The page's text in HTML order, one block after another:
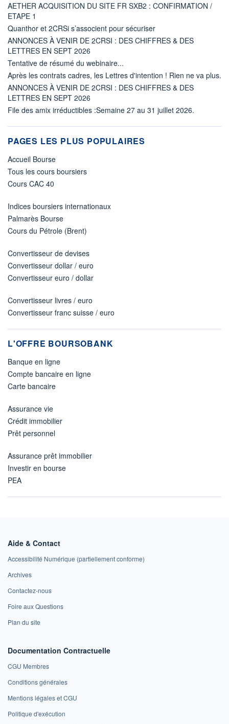
AETHER ACQUISITION DU SITE FR SXB2 : CONFIRMATION /
ETAPE 1
Quanthor et 2CRSi s’associent pour sécuriser
ANNONCES À VENIR DE 2CRSI : DES CHIFFRES & DES
LETTRES EN SEPT 2026
Tentative de résumé du webinaire...
Après les contrats cadres, les Lettres d'intention ! Rien ne va plus.
ANNONCES À VENIR DE 2CRSI : DES CHIFFRES & DES
LETTRES EN SEPT 2026
File des amix irréductibles :Semaine 27 au 31 juillet 2026.
PAGES LES PLUS POPULAIRES
Accueil Bourse
Tous les cours boursiers
Cours CAC 40
Indices boursiers internationaux
Palmarès Bourse
Cours du Pétrole (Brent)
Convertisseur de devises
Convertisseur dollar / euro
Convertisseur euro / dollar
Convertisseur livres / euro
Convertisseur franc suisse / euro
L'OFFRE BOURSOBANK
Banque en ligne
Compte bancaire en ligne
Carte bancaire
Assurance vie
Crédit immobilier
Prêt personnel
Assurance prêt immobilier
Investir en bourse
PEA
Aide & Contact
Accessibilité Numérique (partiellement conforme)
Archives
Contactez-nous
Foire aux Questions
Plan du site
Documentation Contractuelle
CGU Membres
Conditions générales
Mentions légales et CGU
Politique d'exécution